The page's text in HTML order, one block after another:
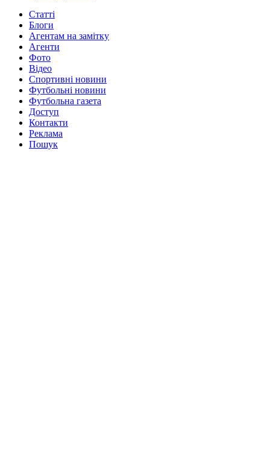
Статті
Блоги
Агентам на замітку
Агенти
Фото
Відео
Спортивні новини
Футбольні новини
Футбольна газета
Доступ
Контакти
Реклама
Пошук